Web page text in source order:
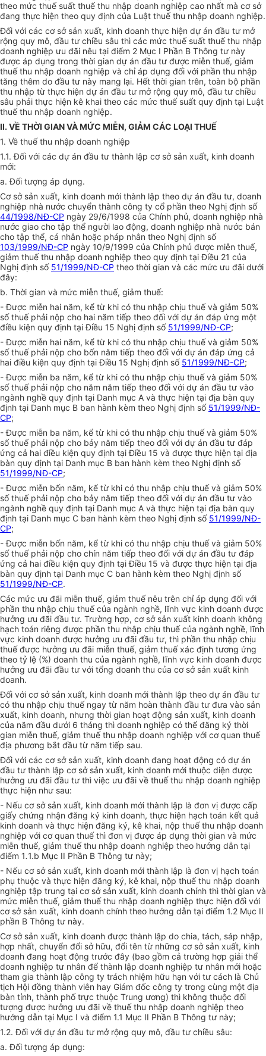
theo mức thuế suất thuế thu nhập doanh nghiệp cao nhất mà cơ sở
đang thực hiện theo quy định của Luật thuế thu nhập doanh nghiệp.
Đối với các cơ sở sản xuất, kinh doanh thực hiện dự án đầu tư mở
rộng quy mô, đầu tư chiều sâu thì các mức thuế suất thuế thu nhập
doanh nghiệp ưu đãi nêu tại điểm 2 Mục I Phần B Thông tư này
được áp dụng trong thời gian dự án đầu tư được miễn thuế, giảm
thuế thu nhập doanh nghiệp và chỉ áp dụng đối với phần thu nhập
tăng thêm do đầu tư này mang lại. Hết thời gian trên, toàn bộ phần
thu nhập từ thực hiện dự án đầu tư mở rộng quy mô, đầu tư chiều
sâu phải thực hiện kê khai theo các mức thuế suất quy định tại Luật
thuế thu nhập doanh nghiệp.
II. VỀ THỜI GIAN VÀ MỨC MIỄN, GIẢM CÁC LOẠI THUẾ
1. Về thuế thu nhập doanh nghiệp
1.1. Đối với các dự án đầu tư thành lập cơ sở sản xuất, kinh doanh
mới:
a. Đối tượng áp dụng.
Cơ sở sản xuất, kinh doanh mới thành lập theo dự án đầu tư, doanh
nghiệp nhà nước chuyển thành công ty cổ phần theo Nghị định số
44/1998/NĐ-CP ngày 29/6/1998 của Chính phủ, doanh nghiệp nhà
nước giao cho tập thể người lao động, doanh nghiệp nhà nước bán
cho tập thể, cá nhân hoặc pháp nhân theo Nghị định số
103/1999/NĐ-CP ngày 10/9/1999 của Chính phủ được miễn thuế,
giảm thuế thu nhập doanh nghiệp theo quy định tại Điều 21 của
Nghị định số 51/1999/NĐ-CP theo thời gian và các mức ưu đãi dưới
đây:
b. Thời gian và mức miễn thuế, giảm thuế:
- Được miễn hai năm, kể từ khi có thu nhập chịu thuế và giảm 50%
số thuế phải nộp cho hai năm tiếp theo đối với dự án đáp ứng một
điều kiện quy định tại Điều 15 Nghị định số 51/1999/NĐ-CP;
- Được miễn hai năm, kể từ khi có thu nhập chịu thuế và giảm 50%
số thuế phải nộp cho bốn năm tiếp theo đối với dự án đáp ứng cả
hai điều kiện quy định tại Điều 15 Nghị định số 51/1999/NĐ-CP;
- Được miễn ba năm, kể từ khi có thu nhập chịu thuế và giảm 50%
số thuế phải nộp cho năm năm tiếp theo đối với dự án đầu tư vào
ngành nghề quy định tại Danh mục A và thực hiện tại địa bàn quy
định tại Danh mục B ban hành kèm theo Nghị định số 51/1999/NĐ-
CP;
- Được miễn ba năm, kể từ khi có thu nhập chịu thuế và giảm 50%
số thuế phải nộp cho bảy năm tiếp theo đối với dự án đầu tư đáp
ứng cả hai điều kiện quy định tại Điều 15 và được thực hiện tại địa
bàn quy định tại Danh mục B ban hành kèm theo Nghị định số
51/1999/NĐ-CP;
- Được miễn bốn năm, kể từ khi có thu nhập chịu thuế và giảm 50%
số thuế phải nộp cho bảy năm tiếp theo đối với dự án đầu tư vào
ngành nghề quy định tại Danh mục A và thực hiện tại địa bàn quy
định tại Danh mục C ban hành kèm theo Nghị định số 51/1999/NĐ-
CP;
- Được miễn bốn năm, kể từ khi có thu nhập chịu thuế và giảm 50%
số thuế phải nộp cho chín năm tiếp theo đối với dự án đầu tư đáp
ứng cả hai điều kiện quy định tại Điều 15 và được thực hiện tại địa
bàn quy định tại Danh mục C ban hành kèm theo Nghị định số
51/1999/NĐ-CP.
Các mức ưu đãi miễn thuế, giảm thuế nêu trên chỉ áp dụng đối với
phần thu nhập chịu thuế của ngành nghề, lĩnh vực kinh doanh được
hưởng ưu đãi đầu tư. Trường hợp, cơ sở sản xuất kinh doanh không
hạch toán riêng được phần thu nhập chịu thuế của ngành nghề, lĩnh
vực kinh doanh được hưởng ưu đãi đầu tư, thì phần thu nhập chịu
thuế được hưởng ưu đãi miễn thuế, giảm thuế xác định tương ứng
theo tỷ lệ (%) doanh thu của ngành nghề, lĩnh vực kinh doanh được
hưởng ưu đãi đầu tư với tổng doanh thu của cơ sở sản xuất kinh
doanh.
Đối với cơ sở sản xuất, kinh doanh mới thành lập theo dự án đầu tư
có thu nhập chịu thuế ngay từ năm hoàn thành đầu tư đưa vào sản
xuất, kinh doanh, nhưng thời gian hoạt động sản xuất, kinh doanh
của năm đầu dưới 6 tháng thì doanh nghiệp có thể đăng ký thời
gian miễn thuế, giảm thuế thu nhập doanh nghiệp với cơ quan thuế
địa phương bắt đầu từ năm tiếp sau.
Đối với các cơ sở sản xuất, kinh doanh đang hoạt động có dự án
đầu tư thành lập cơ sở sản xuất, kinh doanh mới thuộc diện được
hưởng ưu đãi đầu tư thì việc ưu đãi về thuế thu nhập doanh nghiệp
thực hiện như sau:
- Nếu cơ sở sản xuất, kinh doanh mới thành lập là đơn vị được cấp
giấy chứng nhận đăng ký kinh doanh, thực hiện hạch toán kết quả
kinh doanh và thực hiện đăng ký, kê khai, nộp thuế thu nhập doanh
nghiệp với cơ quan thuế thì đơn vị được áp dụng thời gian và mức
miễn thuế, giảm thuế thu nhập doanh nghiệp theo hướng dẫn tại
điểm 1.1.b Mục II Phần B Thông tư này;
- Nếu cơ sở sản xuất, kinh doanh mới thành lập là đơn vị hạch toán
phụ thuộc và thực hiện đăng ký, kê khai, nộp thuế thu nhập doanh
nghiệp tập trung tại cơ sở sản xuất, kinh doanh chính thì thời gian và
mức miễn thuế, giảm thuế thu nhập doanh nghiệp thực hiện đối với
cơ sở sản xuất, kinh doanh chính theo hướng dẫn tại điểm 1.2 Mục II
phần B Thông tư này.
Cơ sở sản xuất, kinh doanh được thành lập do chia, tách, sáp nhập,
hợp nhất, chuyển đổi sở hữu, đổi tên từ những cơ sở sản xuất, kinh
doanh đang hoạt động trước đây (bao gồm cả trường hợp giải thể
doanh nghiệp tư nhân để thành lập doanh nghiệp tư nhân mới hoặc
tham gia thành lập công ty trách nhiệm hữu hạn với tư cách là Chủ
tịch Hội đồng thành viên hay Giám đốc công ty trong cùng một địa
bàn tỉnh, thành phố trực thuộc Trung ương) thì không thuộc đối
tượng được hưởng ưu đãi về thuế thu nhập doanh nghiệp theo
hướng dẫn tại Mục I và điểm 1.1 Mục II Phần B Thông tư này;
1.2. Đối với dự án đầu tư mở rộng quy mô, đầu tư chiều sâu:
a. Đối tượng áp dụng: